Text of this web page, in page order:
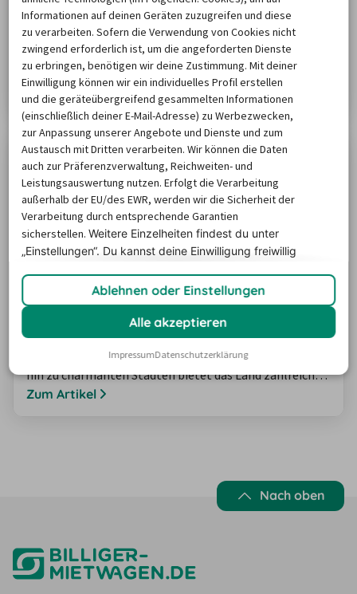
wichtigen Infos zu deiner Reise
Damit deine Fahrt durch Irland reibungslos verläuft,
haben wir die wichtigsten Informationen übersichtlich
zusammengestellt. Erfahre, welche Verkehrsregeln in
Irland gelten, welche Mautsysteme relevant sind und
worauf du beim Fahren achten solltest. In unserem
Ratgeber erhältst du praktische Hinweise, die dir
helfen, typische Stolperfallen zu vermeiden und deine
Mietwagenreise sicher und…
Zum Artikel
Reisetipps für Irland: Mit dem Mietwagen
zu den schönsten Zielen
Irland ist ideal für individuelle Roadtrips mit dem Auto.
Von malerischen Küsten über grüne Landschaften bis
hin zu charmanten Städten bietet das Land zahlreiche
Highlights, die du flexibel erkunden kannst. In unserem
Zum Artikel
Nach oben
Informationen auf deinen Geräten zuzugreifen und diese
zu verarbeiten. Sofern die Verwendung von Cookies nicht
zwingend erforderlich ist, um die angeforderten Dienste
zu erbringen, benötigen wir deine Zustimmung. Mit deiner
Einwilligung können wir ein individuelles Profil erstellen
und die geräteübergreifend gesammelten Informationen
(einschließlich deiner E-Mail-Adresse) zu Werbezwecken,
zur Anpassung unserer Angebote und Dienste und zum
Austausch mit Dritten verarbeiten. Wir können die Daten
auch zur Präferenzverwaltung, Reichweiten- und
Leistungsauswertung nutzen. Erfolgt die Verarbeitung
außerhalb der EU/des EWR, werden wir die Sicherheit der
Verarbeitung durch entsprechende Garantien
sicherstellen.Weitere Einzelheiten findest du unter
„Einstellungen“. Du kannst deine Einwilligung freiwillig
Ablehnen oder Einstellungen
Alle akzeptieren
ImpressumDatenschutzerklärung